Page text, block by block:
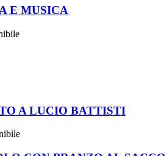
E MUSICA
A LUCIO BATTISTI